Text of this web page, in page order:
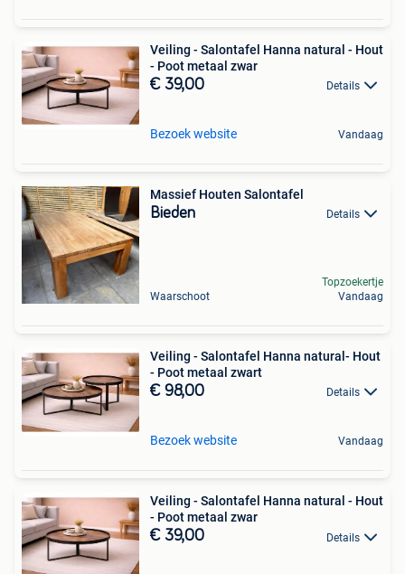
Veiling - Salontafel Hanna natural - Hout
- Poot metaal zwar
€ 39,00 Details
Bezoek website Vandaag
Massief Houten Salontafel
Bieden Details
Waarschoot
Topzoekertje
Vandaag
Veiling - Salontafel Hanna natural- Hout
- Poot metaal zwart
€ 98,00 Details
Bezoek website Vandaag
Veiling - Salontafel Hanna natural - Hout
- Poot metaal zwar
€ 39,00 Details